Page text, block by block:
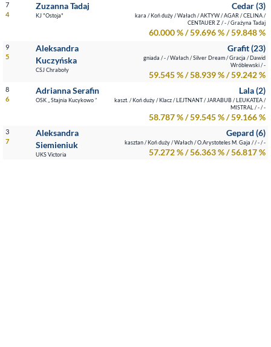
7
4
Zuzanna Tadaj
KJ "Ostoja"
Cedar (3)
kara / Koń duży / Wałach / AKTYW / AGAR / CELINA /
CENTAUER Z / - / Grażyna Tadaj
60.000 % / 59.696 % / 59.848 %
9
5
Aleksandra
Kuczyńska
CSJ Chraboły
Grafit (23)
gniada / - / Wałach / Silver Dream / Gracja / Dawid
Wróblewski / -
59.545 % / 58.939 % / 59.242 %
8
6
Adrianna Serafin
OSK „ Stajnia Kucykowo ”
Lala (2)
kaszt. / Koń duży / Klacz / LEJTNANT / JARABUB / LEUKATEA /
MISTRAL / - / -
58.787 % / 59.545 % / 59.166 %
3
7
Aleksandra
Siemieniuk
UKS Victoria
Gepard (6)
kasztan / Koń duży / Wałach / O.Arystoteles M. Gaja / / - / -
57.272 % / 56.363 % / 56.817 %